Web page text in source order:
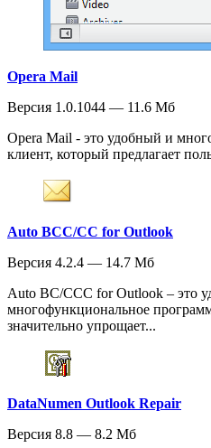
Opera Mail
Версия 1.0.1044 — 11.6 Мб
Opera Mail - это удобный и
клиент, который предлагает
Auto BCC/CC for Outlook
Версия 4.2.4 — 14.7 Мб
Auto BC/CCC for Outlook – это
многофункциональное
значительно упрощает...
DataNumen Outlook Repair
Версия 8.8 — 8.2 Мб